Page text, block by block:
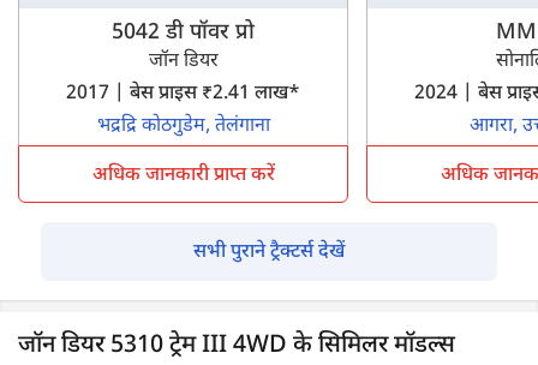
5042 डी पॉवर प्रो
जॉन डियर
2017 | बेस प्राइस ₹2.41 लाख*
भद्रद्रि कोठगुडेम, तेलंगाना
अधिक जानकारी प्राप्त करें
2024 | बेस
आगरा,
अधिक
सभी पुराने ट्रैक्टर्स देखें
जॉन डियर 5310 ट्रेम III 4WD के सिमिलर मॉडल्स